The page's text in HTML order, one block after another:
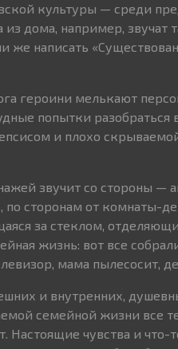
культуры — среди
дома, например, звучат
же написать
героини мелькают
попытки разобраться
и плохо
звучит со стороны —
по сторонам от комнаты-
за стеклом,
жизнь: вот все
мама пылесосит,
и внутренних,
семейной жизни все
Настоящие чувства и что-